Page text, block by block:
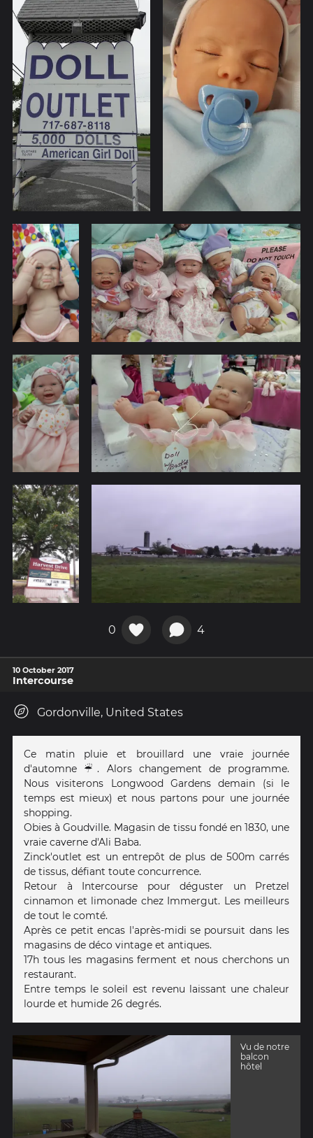
0 4
10 October 2017
Intercourse
Gordonville, United States
Ce matin pluie et brouillard une vraie journée
d'automne ☔. Alors changement de programme.
Nous visiterons Longwood Gardens demain (si le
temps est mieux) et nous partons pour une journée
shopping.
Obies à Goudville. Magasin de tissu fondé en 1830, une
vraie caverne d'Ali Baba.
Zinck'outlet est un entrepôt de plus de 500m carrés
de tissus, défiant toute concurrence.
Retour à Intercourse pour déguster un Pretzel
cinnamon et limonade chez Immergut. Les meilleurs
de tout le comté.
Après ce petit encas l'après-midi se poursuit dans les
magasins de déco vintage et antiques.
17h tous les magasins ferment et nous cherchons un
restaurant.
Entre temps le soleil est revenu laissant une chaleur
lourde et humide 26 degrés.
Vu de notre
balcon
hôtel